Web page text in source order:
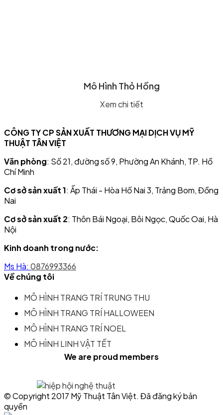
Mô Hình Thỏ Hồng
Xem chi tiết
CÔNG TY CP SẢN XUẤT THƯƠNG MẠI DỊCH VỤ MỸ
THUẬT TÂN VIỆT
Văn phòng: Số 21, đường số 9, Phường An Khánh, TP. Hồ
Chí Minh
Cơ sở sản xuất 1: Ấp Thái - Hòa Hố Nai 3, Trảng Bom, Đồng
Nai
Cơ sở sản xuất 2: Thôn Bái Ngoại, Bôi Ngọc, Quốc Oai, Hà
Nội
Kinh doanh trong nước:
Ms Hà: 0876993366
Về chúng tôi
MÔ HÌNH TRANG TRÍ TRUNG THU
MÔ HÌNH TRANG TRÍ HALLOWEEN
MÔ HÌNH TRANG TRÍ NOEL
MÔ HÌNH LINH VẬT TẾT
We are proud members
© Copyright 2017 Mỹ Thuật Tân Việt. Đã đăng ký bản
quyền